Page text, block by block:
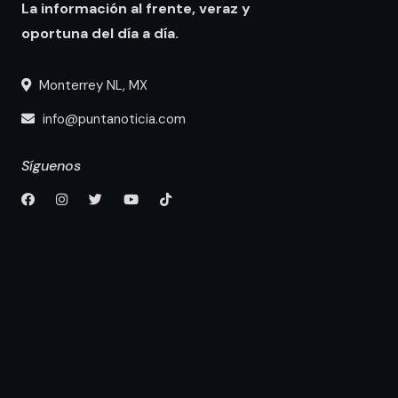
La información al frente, veraz y
oportuna del día a día.
Monterrey NL, MX
info@puntanoticia.com
Síguenos